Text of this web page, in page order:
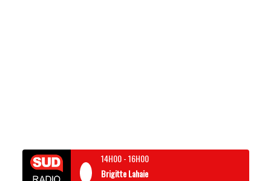
14H00-16H00
Brigitte Lahaie